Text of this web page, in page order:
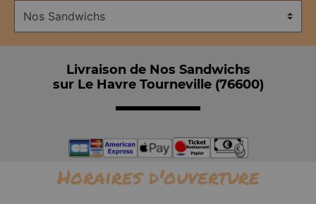
Livraison de Nos Sandwichs
sur Le Havre Tourneville (76600)
Horaires d'ouverture